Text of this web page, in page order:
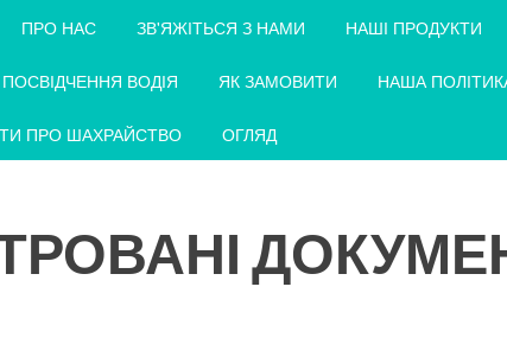
ПРО НАС ЗВ'ЯЖІТЬСЯ З НАМИ НАШІ ПРОДУКТИ
ПОСВІДЧЕННЯ ВОДІЯ ЯК ЗАМОВИТИ НАША
ПРО ШАХРАЙСТВО ОГЛЯД